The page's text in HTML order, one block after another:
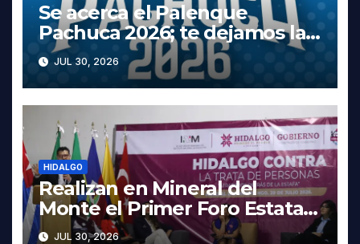
Se acerca el Palenque
Pachuca 2026; te dejamos la
cartelera completa, las fechas
y los precios
JUL 30, 2026
HIDALGO
Realizan en Mineral del
Monte el Primer Foro Estatal
contra la Trata de Personas
JUL 30, 2026